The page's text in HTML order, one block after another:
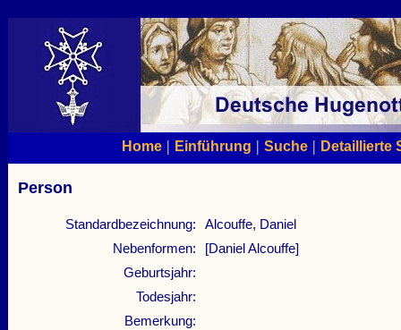
Home| Einführung | Suche| Detaillierte
Person
Standardbezeichnung:
Alcouffe, Daniel
Nebenformen:
[Daniel Alcouffe]
Geburtsjahr:
Todesjahr:
Bemerkung: